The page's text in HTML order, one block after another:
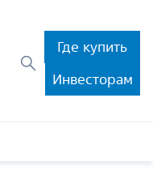
Где купить
Инвесторам